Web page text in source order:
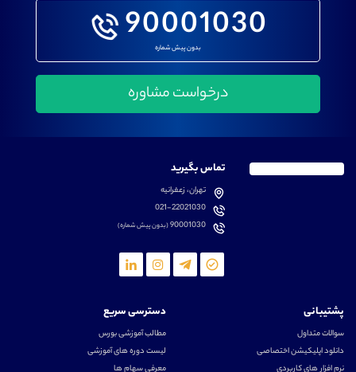
90001030
بدون پیش شماره
تماس بگیرید
تهران، زعفرانیه
021-22021030
90001030(بدون پیش شماره)
پشتیبانی
سوالات متداول
دانلود اپلیکیشن اختصاصی
نرم افزار های کاربردی
دسترسی سریع
مطالب آموزشی بورس
لیست دوره های آموزشی
معرفی سهام ها